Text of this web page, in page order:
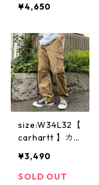
プストップ ブ
W32L30 gd4
02772n w406
02
¥4,650
size:W34L32【
carhartt 】カ
ゴパンツ リッ
プストップ ベ
¥3,490
SOLD OUT